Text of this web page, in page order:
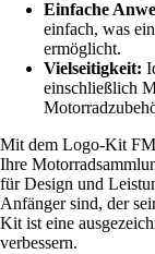
Einfache
einfach, was
ermöglicht.
Vielseitigkeit:
einschließlich
Mit dem Logo-Kit
Ihre
für Design und
Anfänger sind, der
Kit ist eine
verbessern.